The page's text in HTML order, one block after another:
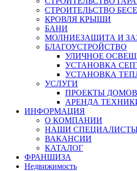
СТРОИТЕЛЬСТВО
КРОВЛЯ КРЫШИ
БАНИ
МОЛНИЕЗАЩИТА И
БЛАГОУСТРОЙСТВО
УЛИЧНОЕ
УСТАНОВКА
УСТАНОВКА
УСЛУГИ
ПРОЕКТЫ
АРЕНДА
ИНФОРМАЦИЯ
О КОМПАНИИ
НАШИ
ВАКАНСИИ
КАТАЛОГ
ФРАНШИЗА
Недвижимость